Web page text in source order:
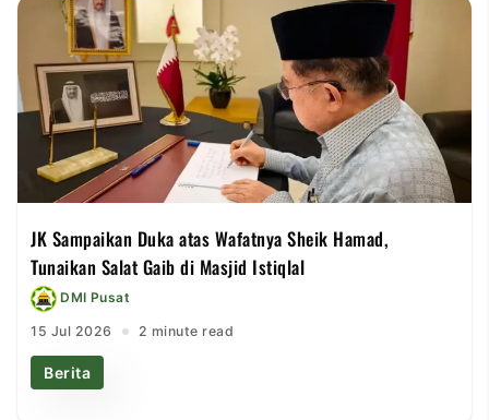
JK Sampaikan Duka atas Wafatnya Sheik Hamad,
Tunaikan Salat Gaib di Masjid Istiqlal
DMI Pusat
15 Jul 2026 2 minute read
Berita